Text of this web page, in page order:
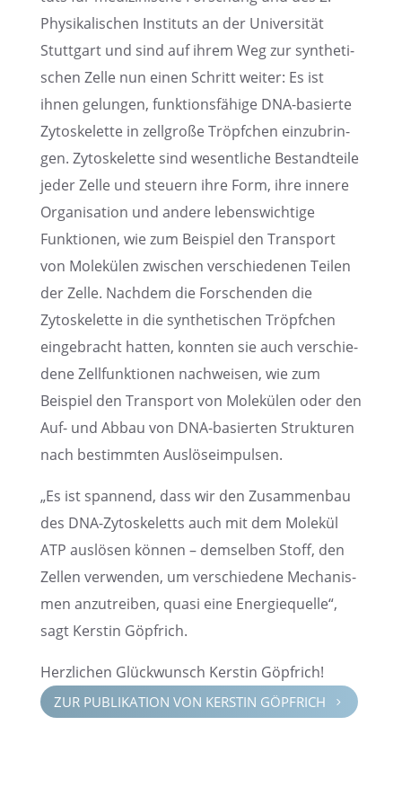
Physi­ka­li­schen Insti­tuts an der Univer­si­tät
Stutt­gart und sind auf ihrem Weg zur synthe­ti­
schen Zelle nun einen Schritt weiter: Es ist
ihnen gelun­gen, funkti­ons­fä­hige DNA-basierte
Zytoske­lette in zellgroße Tröpf­chen einzu­brin­
gen. Zytoske­lette sind wesent­li­che Bestand­teile
jeder Zelle und steuern ihre Form, ihre innere
Organi­sa­tion und andere lebens­wich­tige
Funktio­nen, wie zum Beispiel den Trans­port
von Molekü­len zwischen verschie­de­nen Teilen
der Zelle. Nachdem die Forschen­den die
Zytoske­lette in die synthe­ti­schen Tröpf­chen
einge­bracht hatten, konnten sie auch verschie­
dene Zellfunk­tio­nen nachwei­sen, wie zum
Beispiel den Trans­port von Molekü­len oder den
Auf- und Abbau von DNA-basier­ten Struk­tu­ren
nach bestimm­ten Auslöseimpulsen.
„Es ist spannend, dass wir den Zusam­men­bau
des DNA-Zytoske­letts auch mit dem Molekül
ATP auslö­sen können – demsel­ben Stoff, den
Zellen verwen­den, um verschie­dene Mecha­nis­
men anzutrei­ben, quasi eine Energie­quelle“,
sagt Kerstin Göpfrich.
Herzli­chen Glück­wunsch Kerstin Göpfrich!
ZUR PUBLI­KA­TION VON KERSTIN GÖPFRICH 5